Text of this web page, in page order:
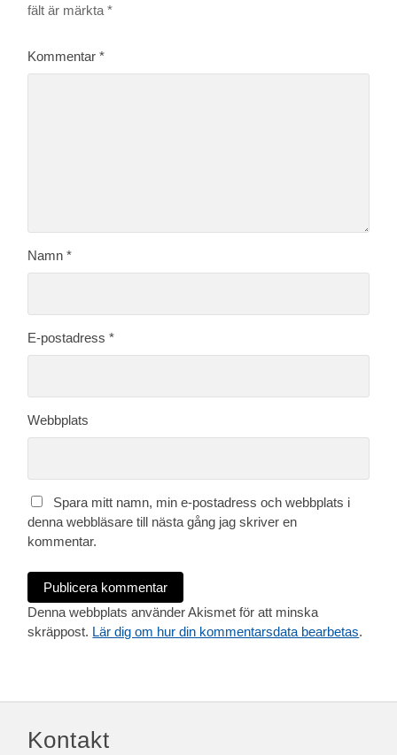
fält är märkta*
Kommentar*
Namn*
E-postadress*
Webbplats
Spara mitt namn, min e-postadress och webbplats i
denna webbläsare till nästa gång jag skriver en
kommentar.
Denna webbplats använder Akismet för att minska
skräppost. Lär dig om hur din kommentarsdata bearbetas.
Kontakt